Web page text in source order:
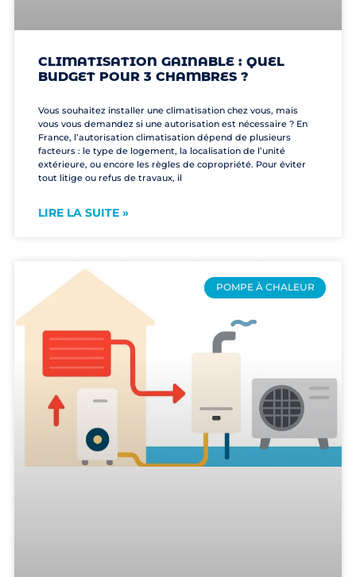
CLIMATISATION GAINABLE : QUEL
BUDGET POUR 3 CHAMBRES ?
Vous souhaitez installer une climatisation chez vous, mais
vous vous demandez si une autorisation est nécessaire ? En
France, l’autorisation climatisation dépend de plusieurs
facteurs : le type de logement, la localisation de l’unité
extérieure, ou encore les règles de copropriété. Pour éviter
tout litige ou refus de travaux, il
LIRE LA SUITE »
POMPE À CHALEUR